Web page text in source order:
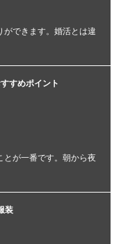
ができます。婚活とは違
すめポイント
とが一番です。朝から夜
装